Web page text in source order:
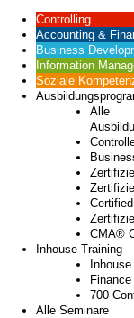
Controlling
Accounting &
Business
Information
Soziale
Alle
CMA®
Inhouse Training
700
Alle Seminare